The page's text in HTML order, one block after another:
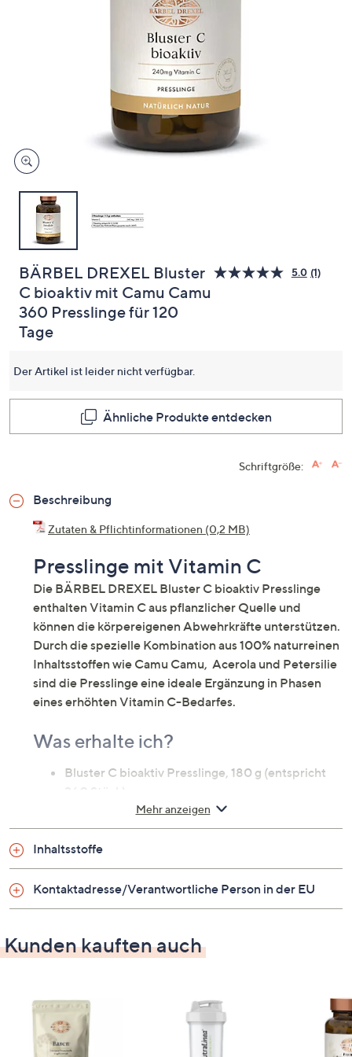
links
bzw.
diese
anzuzeigen.
BÄRBEL DREXEL Bluster
C bioaktiv mit Camu Camu
360 Presslinge für 120
Tage
5.0 (1)
Der Artikel ist leider nicht verfügbar.
Ähnliche Produkte entdecken
Schriftgröße:
Beschreibung
Zutaten & Pflichtinformationen (0,2 MB)
Presslinge mit Vitamin C
Die BÄRBEL DREXEL Bluster C bioaktiv Presslinge
enthalten Vitamin C aus pflanzlicher Quelle und
können die körpereigenen Abwehrkräfte unterstützen.
Durch die spezielle Kombination aus 100% naturreinen
Inhaltsstoffen wie Camu Camu, Acerola und Petersilie
sind die Presslinge eine ideale Ergänzung in Phasen
eines erhöhten Vitamin C-Bedarfes.
Was erhalte ich?
Bluster C bioaktiv Presslinge, 180 g (entspricht
Informationen
körpereigenen Abwehr. Es ist vor allem als
Radikalfänger und Antioxidans bekannt. Vitamin
zu schützen. Zudem ist Vitamin C an zahlreichen
Stoffwechselvorgängen im Körper beteiligt. Es
Regeneration der reduzierten Form von Vitamin
E bei. Des Weiteren ist Vitamin C wichtig für die
Bildung von Kollagen, einem Eiweißbestandteil
des Bindegewebes.
Mehr anzeigen
Inhaltsstoffe
Kontaktadresse/Verantwortliche Person in der EU
Kunden kauften auch